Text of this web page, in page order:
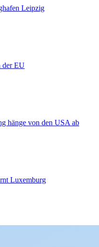
Leipzig
der EU
hänge von den USA ab
Luxemburg